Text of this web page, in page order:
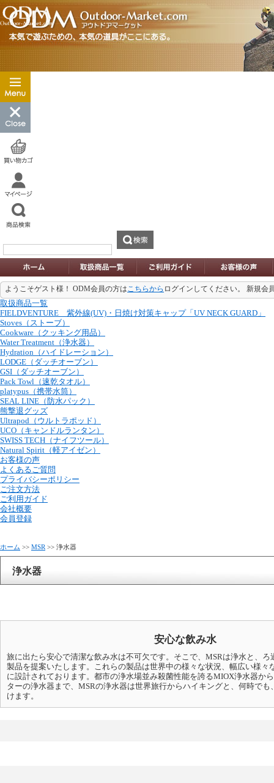
ようこそゲスト様！ ODM会員の方はこちらから ログインしてください。 新規会
取扱商品一覧
FIELDVENTURE 紫外線(UV)・日焼け対策キャップ「UV NECK GUARD」
Stoves（ストーブ）
Cookware（クッキング用品）
Water Treatment（浄水器）
Hydration（ハイドレーション）
LODGE（ダッチオーブン）
GSI（ダッチオーブン）
Pack Towl（速乾タオル）
platypus（携帯水筒）
SEAL LINE（防水パック）
熊撃退グッズ
Ultrapod（ウルトラポッド）
UCO（キャンドルランタン）
SWISS TECH（ナイフツール）
Natural Spirit（軽アイゼン）
お客様の声
よくあるご質問
プライバシーポリシー
ご注文方法
ご利用ガイド
会社概要
会員登録
ホーム >> MSR >> 浄水器
浄水器
安心な飲み水
旅に出たら安心で清潔な飲み水は不可欠です。そこで、MSRは浄水と、ろ
製品を提案いたします。これらの製品は世界中の様々な状況、幅広い様々
に設計されております。都市の浄水場並み殺菌性能を誇るMIOX浄水器か
ターの浄水器まで、MSRの浄水器は世界旅行からハイキングと、何時で
けます。